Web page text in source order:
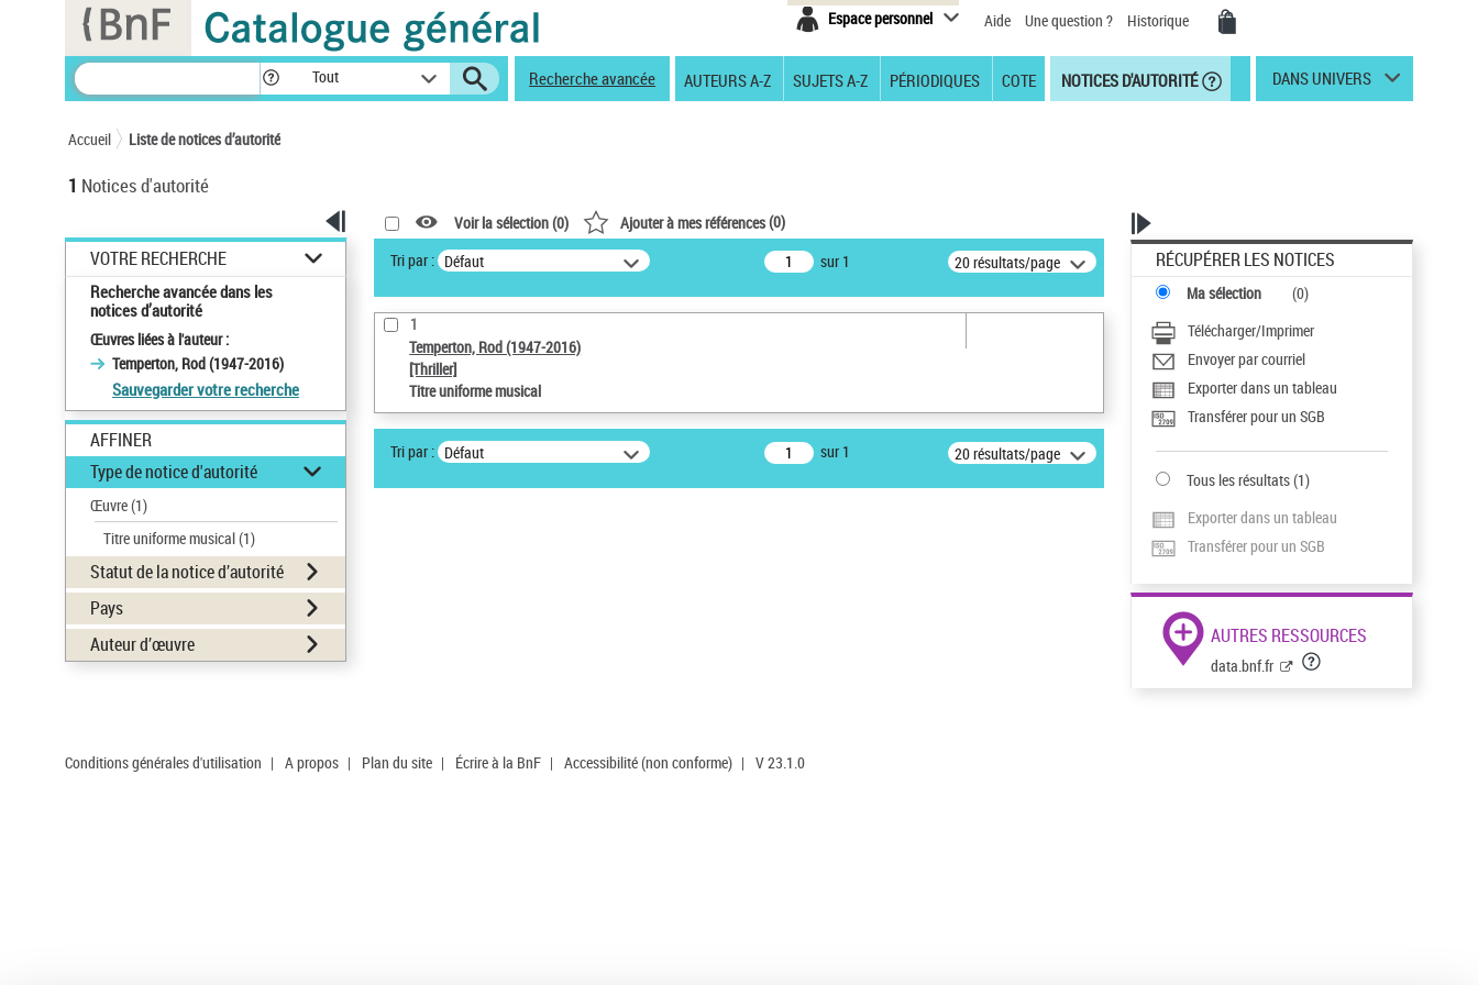
Espace personnel Aide Une question ? Historique
Tout Recherche avancée AUTEURS A-Z SUJETS A-Z PÉRIODIQUES COTE NOTICES D'AUTORITÉ DANS UNIVERS
Accueil Liste de notices d’autorité
1 Notices d'autorité
VOTRE RECHERCHE
Recherche avancée dans les
notices d’autorité
Œuvres liées à l'auteur :
Temperton, Rod (1947-2016)
Sauvegarder votre recherche
AFFINER
Type de notice d'autorité
Œuvre(1)
Titre uniforme musical(1)
Statut de la notice d’autorité
Pays
Auteur d’œuvre
Voir la sélection (0) Ajouter à mes références(0)
Tri par : Défaut sur 1 20 résultats/page
1
Temperton, Rod (1947-2016)
[Thriller]
Titre uniforme musical
Tri par : Défaut sur 1 20 résultats/page
RÉCUPÉRER LES NOTICES
Ma sélection (0)
Télécharger/Imprimer
Envoyer par courriel
Exporter dans un tableau
Transférer pour un SGB
Tous les résultats(1)
Exporter dans un tableau
Transférer pour un SGB
AUTRES RESSOURCES
data.bnf.fr
Conditions générales d'utilisation | A propos | Plan du site | Écrire à la BnF | Accessibilité (non conforme) | V 23.1.0
Panneau de gestion des cookies